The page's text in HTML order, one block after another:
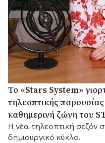
Το «Stars System»
τηλεοπτικής
καθημερινή ζώνη του
Η νέα τηλεοπτική σεζόν
δημιουργικό κύκλο.